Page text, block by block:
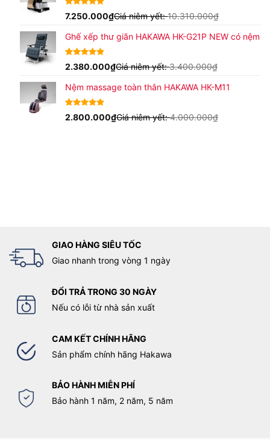
4.80trên 5
15
đánh giá
7.250.000₫Giá niêm yết:10.310.000₫
Ghế xếp thư giãn HAKAWA HK-G21P NEW có nệm
4.93trên 5
15
đánh giá
2.380.000₫Giá niêm yết:3.400.000₫
Nệm massage toàn thân HAKAWA HK-M11
4.63trên
16
2.800.000₫Giá niêm yết:4.000.000₫
GIAO HÀNG SIÊU TỐC
Giao nhanh trong vòng 1 ngày
ĐỔI TRẢ TRONG 30 NGÀY
Nếu có lỗi từ nhà sản xuất
CAM KẾT CHÍNH HÃNG
Sản phẩm chính hãng Hakawa
BẢO HÀNH MIỄN PHÍ
Bảo hành 1 năm, 2 năm, 5 năm